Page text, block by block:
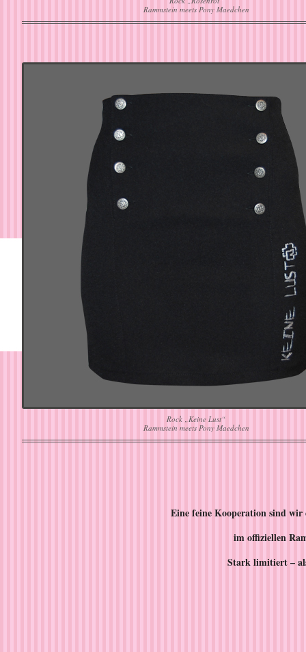
Rammstein meets Pony Maedchen
Rock „Keine Lust“
Rammstein meets Pony Maedchen
Eine feine Kooperation sind wir
im offiziellen
Stark limitiert –